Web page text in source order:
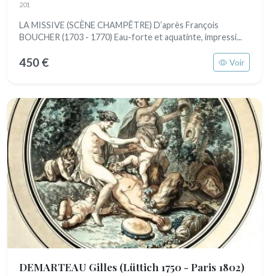
201
LA MISSIVE (SCÈNE CHAMPÊTRE) D’après François
BOUCHER (1703 - 1770) Eau-forte et aquatinte, impressi...
450 € Voir
DEMARTEAU Gilles (Lüttich 1750 - Paris 1802)